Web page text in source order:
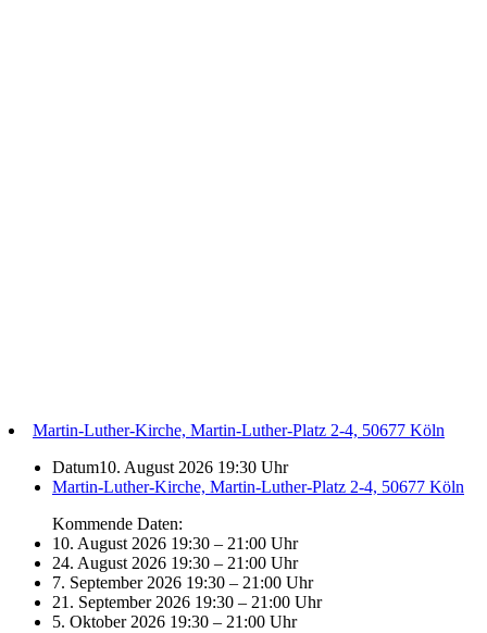
Martin-Luther-Kirche, Martin-Luther-Platz 2-4, 50677 Köln
Datum10. August 2026 19:30 Uhr
Martin-Luther-Kirche, Martin-Luther-Platz 2-4, 50677 Köln
Kommende Daten:
10. August 2026 19:30 – 21:00 Uhr
24. August 2026 19:30 – 21:00 Uhr
7. September 2026 19:30 – 21:00 Uhr
21. September 2026 19:30 – 21:00 Uhr
5. Oktober 2026 19:30 – 21:00 Uhr